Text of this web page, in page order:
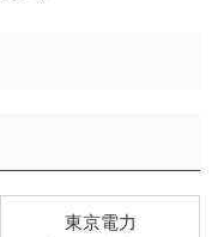
東京電力